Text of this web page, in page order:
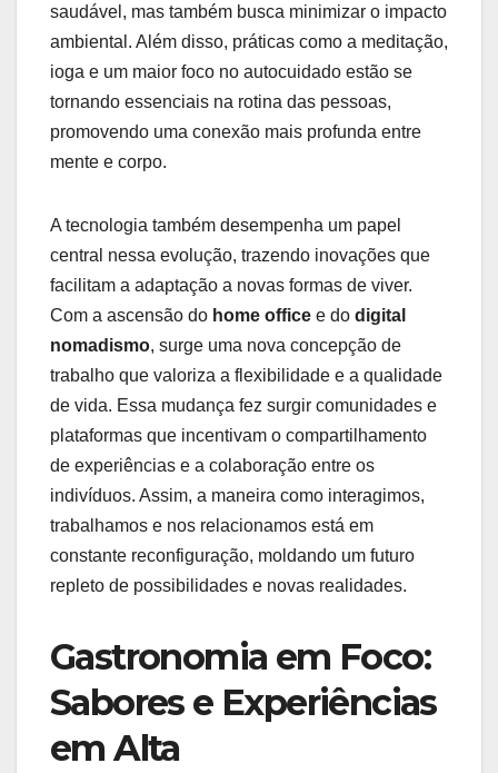
saudável, mas também ‌busca minimizar o impacto
ambiental.‌ Além ⁤disso,⁣ práticas como​ a meditação,
ioga e um maior foco no‌ autocuidado ​estão se​
tornando essenciais ​na rotina das pessoas,
‍promovendo uma ⁣conexão mais profunda ‍entre
mente e corpo.
A tecnologia também desempenha​ um ⁢papel
central nessa evolução, ‌trazendo inovações que
facilitam a​ adaptação a​ novas formas de viver.
Com a ‌ascensão do home office e do digital ​
nomadismo,⁤ surge uma nova concepção de
trabalho ‌que⁤ valoriza ⁣a flexibilidade e a​ qualidade
de vida. ​Essa ‍mudança ‌fez surgir comunidades⁤ e ​
plataformas que ⁤incentivam o compartilhamento
de experiências e a colaboração entre os
indivíduos.​ Assim, a ​maneira como interagimos,
trabalhamos e nos relacionamos​ está em
constante reconfiguração, moldando um futuro
repleto de possibilidades e novas‍ realidades.
Gastronomia em Foco:
‌Sabores e Experiências
em ‌Alta